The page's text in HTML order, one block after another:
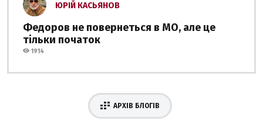
ЮРІЙ КАСЬЯНОВ
Федоров не повернеться в МО, але це
тільки початок
1914
АРХІВ БЛОГІВ